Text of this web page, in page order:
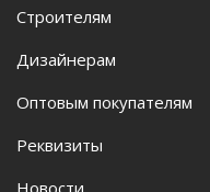
Строителям
Дизайнерам
Оптовым покупателям
Реквизиты